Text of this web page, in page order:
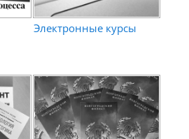
Электронные курсы